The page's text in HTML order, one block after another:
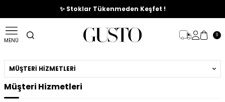
🎉%70'e Varan Büyük Yaz İndirim Başladı !
✨ Stoklar Tükenmeden Keşfet !
MENÜ
0
MÜŞTERI HIZMETLERI
Müşteri Hizmetleri